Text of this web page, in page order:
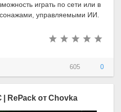
играть по сети или в
управляемыми ИИ.
605 0
| RePack от Chovka